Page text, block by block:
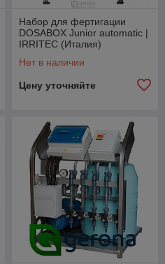
Набор для фертигации
DOSABOX Junior automatic |
IRRITEC (Италия)
Нет в наличии
Цену уточняйте